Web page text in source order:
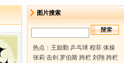
图片搜索
热点： 王励勤 乒乓球 程菲 体操
张莉 击剑 罗伯斯 跨栏 刘翔 跨栏